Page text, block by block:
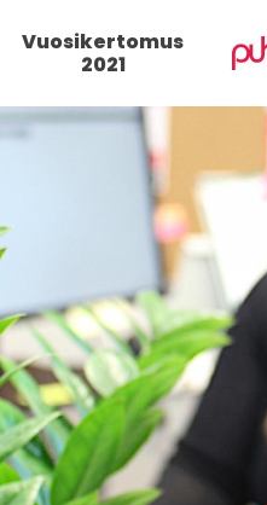
Vuosikertomus
2021